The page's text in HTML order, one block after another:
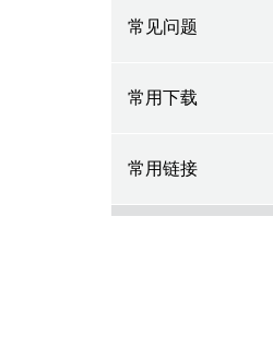
常见问题
常用下载
常用链接